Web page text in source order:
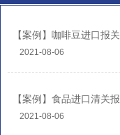
【案例】咖啡豆进口报
2021-08-06
【案例】食品进口清关
2021-08-06